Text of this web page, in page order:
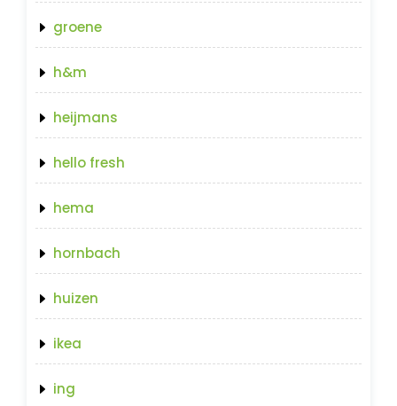
groene
h&m
heijmans
hello fresh
hema
hornbach
huizen
ikea
ing